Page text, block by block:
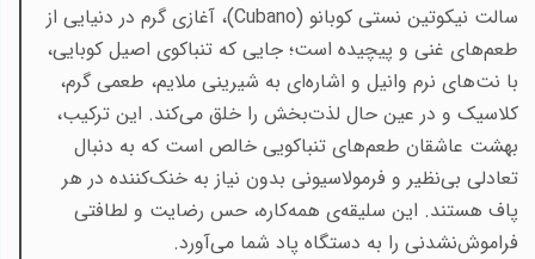
سالت نیکوتین نستی کوبانو (Cubano)
، آغازی گرم در دنیایی از
طعم‌های غنی و پیچیده است؛ جایی که تنباکوی اصیل کوبایی،
با نت‌های نرم وانیل و اشاره‌ای به شیرینی ملایم، طعمی گرم،
کلاسیک و در عین حال لذت‌بخش را خلق می‌کند. این ترکیب،
بهشت عاشقان طعم‌های تنباکویی خالص است که به دنبال
تعادلی بی‌نظیر و فرمولاسیونی بدون نیاز به خنک‌کننده در هر
پاف هستند. این سلیقه‌ی همه‌کاره، حس رضایت و لطافتی
فراموش‌نشدنی را به دستگاه پاد شما می‌آورد.